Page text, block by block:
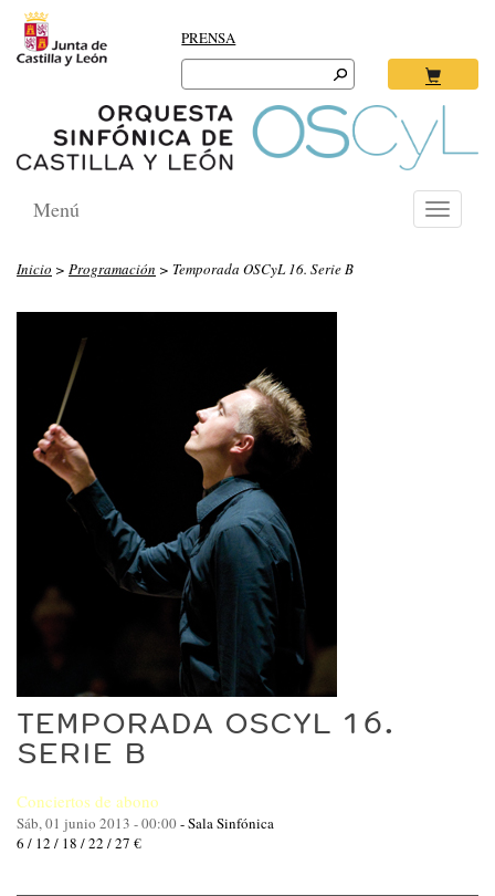
PRENSA
Search
for:
Toggle
Menú
Inicio > Programación > Temporada OSCyL 16. Serie B
TEMPORADA OSCYL 16.
SERIE B
Conciertos de abono
Sáb, 01 junio 2013 - 00:00-Sala Sinfónica
6 / 12 / 18 / 22 / 27 €